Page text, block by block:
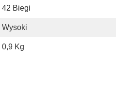
42 Biegi
Wysoki
0,9 Kg